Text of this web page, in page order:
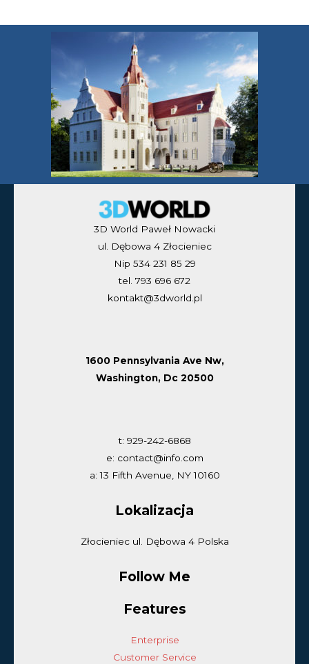
3D World Paweł Nowacki
ul. Dębowa 4 Złocieniec
Nip 534 231 85 29
tel. 793 696 672
kontakt@3dworld.pl
1600 Pennsylvania Ave Nw,
Washington, Dc 20500
t: 929-242-6868
e: contact@info.com
a: 13 Fifth Avenue, NY 10160
Lokalizacja
Złocieniec ul. Dębowa 4 Polska
Follow Me
Features
Enterprise
Customer Service